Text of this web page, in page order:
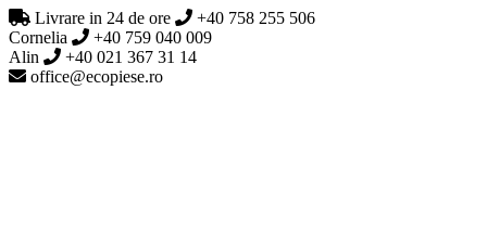
Livrare in 24 de ore
+40 758 255 506
Cornelia
+40 759 040 009
Alin
+40 021 367 31 14
office@ecopiese.ro